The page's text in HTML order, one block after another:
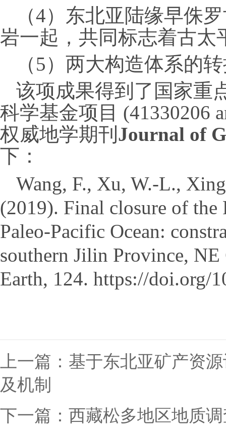
（4）东北亚陆缘早侏
岩一起，共同标志着古太
（5）两大构造体系的
该项成果得到了国家重
科学基金项目 (41330206
权威地学期刊 Journal of
下：
Wang, F., Xu, W.‐L.,
(2019). Final closure of the
Paleo‐Pacific Ocean:
southern Jilin Province, NE
Earth, 124. https://doi.org/
上一篇： 基于东北亚矿产资
及机制
下一篇： 西藏松多地区地质